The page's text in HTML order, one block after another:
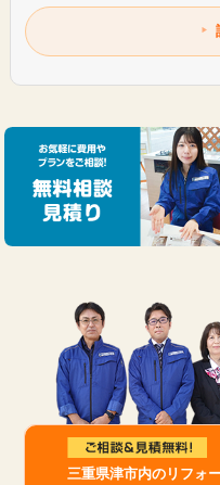
三重県津市内のリフォ